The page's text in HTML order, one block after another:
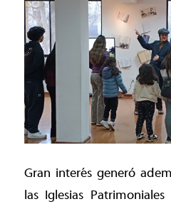
Gran interés generó
las Iglesias